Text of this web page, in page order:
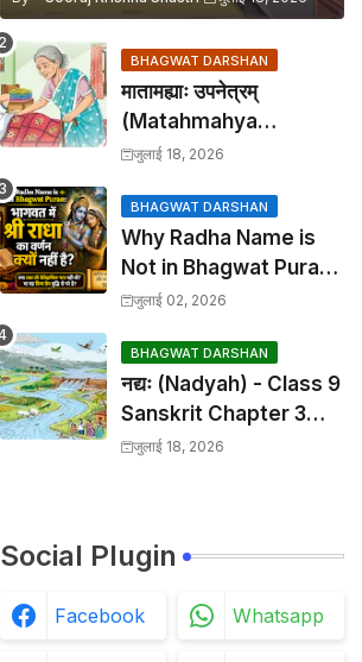
BHAGWAT DARSHAN
मातामह्याः उपनेत्रम्
(Matahmahya
Upanetram) - Class 9
Translation &
Solutions
जुलाई 18, 2026
BHAGWAT DARSHAN
Why Radha Name is
Not in Bhagwat Puran:
भागवत में श्री राधा का वर्णन क्यों
जुलाई 02, 2026
BHAGWAT DARSHAN
नद्यः (Nadyah) - Class 9
Sanskrit Chapter 3
Translation &
जुलाई 18, 2026
Social Plugin
Facebook Whatsapp